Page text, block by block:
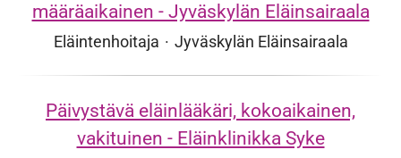
määräaikainen - Jyväskylän Eläinsairaala
Eläintenhoitaja · Jyväskylän Eläinsairaala
Päivystävä eläinlääkäri, kokoaikainen,
vakituinen - Eläinklinikka Syke